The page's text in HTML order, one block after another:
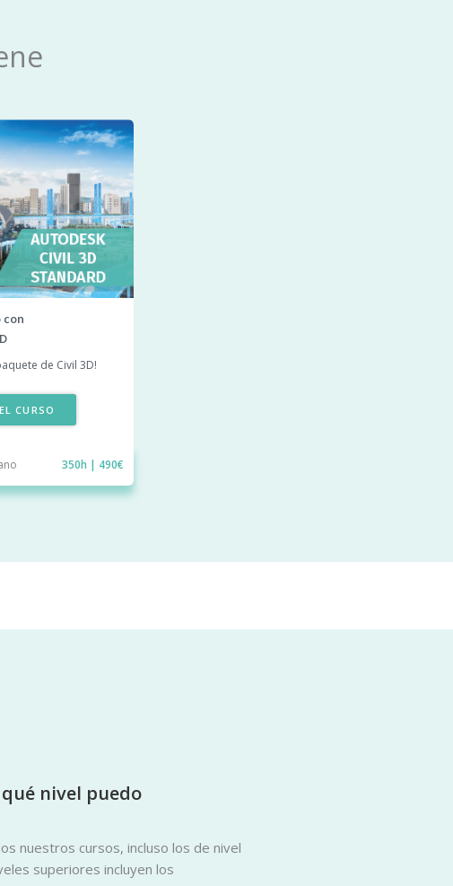
con
de Civil 3D!
CURSO
350h | 490€
nivel puedo
nuestros cursos, incluso los de nivel
superiores incluyen los